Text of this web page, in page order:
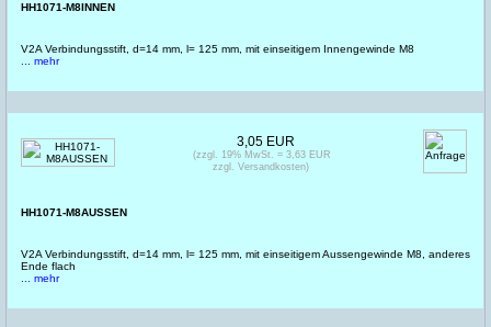
HH1071-M8INNEN
V2A Verbindungsstift, d=14 mm, l= 125 mm, mit einseitigem Innengewinde M8
... mehr
HH1071-M8AUSSEN
V2A Verbindungsstift, d=14 mm, l= 125 mm, mit einseitigem Aussengewinde M8, anderes
Ende flach
... mehr
3,05 EUR
(zzgl. 19% MwSt. = 3,63 EUR
zzgl. Versandkosten)